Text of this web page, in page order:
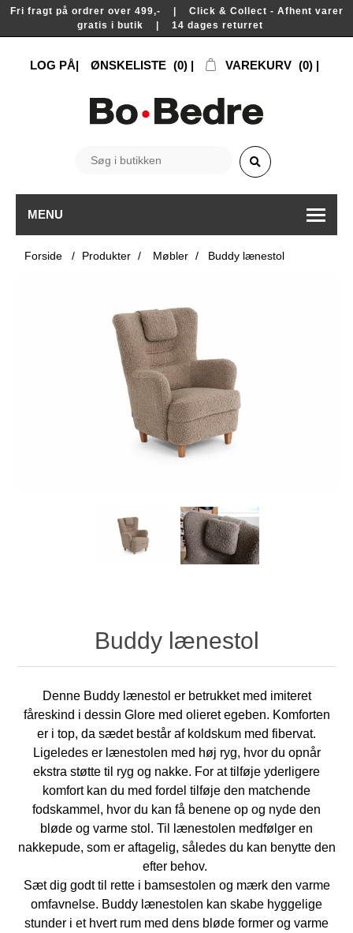
Fri fragt på ordrer over 499,- | Click & Collect - Afhent varer
gratis i butik | 14 dages returret
LOG PÅ ØNSKELISTE (0) VAREKURV (0)
MENU
Forside / Produkter / Møbler / Buddy lænestol
Buddy lænestol
Denne Buddy lænestol er betrukket med imiteret
fåreskind i dessin Glore med olieret egeben. Komforten
er i top, da sædet består af koldskum med fibervat.
Ligeledes er lænestolen med høj ryg, hvor du opnår
ekstra støtte til ryg og nakke. For at tilføje yderligere
komfort kan du med fordel tilføje den matchende
fodskammel, hvor du kan få benene op og nyde den
bløde og varme stol. Til lænestolen medfølger en
nakkepude, som er aftagelig, således du kan benytte den
efter behov.
Sæt dig godt til rette i bamsestolen og mærk den varme
omfavnelse. Buddy lænestolen kan skabe hyggelige
stunder i et hvert rum med dens bløde former og varme